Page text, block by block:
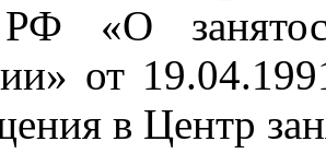
«О
от
в Центр